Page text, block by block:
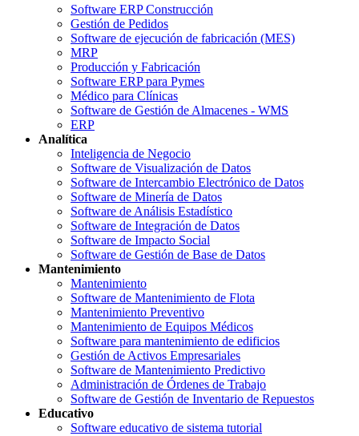
Software ERP Construcción
Gestión de Pedidos
Software de ejecución de fabricación (MES)
MRP
Producción y Fabricación
Software ERP para Pymes
Médico para Clínicas
Software de Gestión de Almacenes - WMS
ERP
Analítica
Inteligencia de Negocio
Software de Visualización de Datos
Software de Intercambio Electrónico de Datos
Software de Minería de Datos
Software de Análisis Estadístico
Software de Integración de Datos
Software de Impacto Social
Software de Gestión de Base de Datos
Mantenimiento
Mantenimiento
Software de Mantenimiento de Flota
Mantenimiento Preventivo
Mantenimiento de Equipos Médicos
Software para mantenimiento de edificios
Gestión de Activos Empresariales
Software de Mantenimiento Predictivo
Administración de Órdenes de Trabajo
Software de Gestión de Inventario de Repuestos
Educativo
Software educativo de sistema tutorial